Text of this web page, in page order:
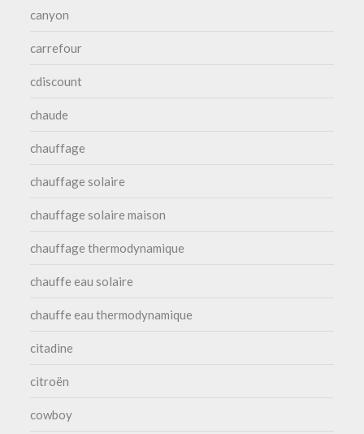
canyon
carrefour
cdiscount
chaude
chauffage
chauffage solaire
chauffage solaire maison
chauffage thermodynamique
chauffe eau solaire
chauffe eau thermodynamique
citadine
citroën
cowboy